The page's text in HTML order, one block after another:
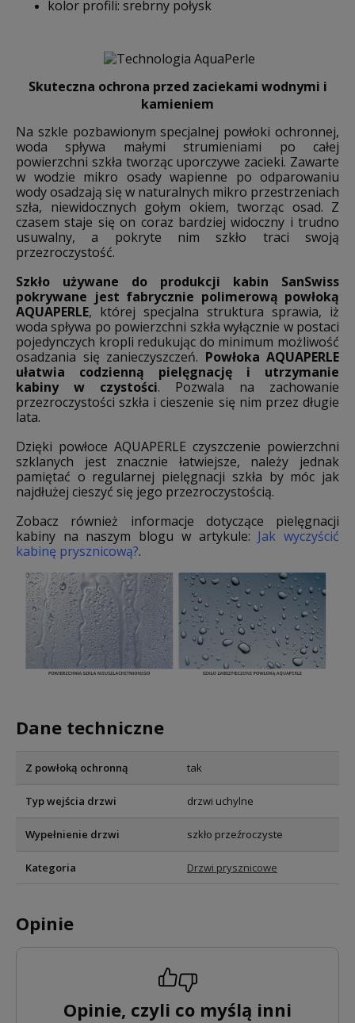
kolor profili: srebrny połysk
Skuteczna ochrona przed zaciekami wodnymi i
kamieniem
Na szkle pozbawionym specjalnej powłoki ochronnej,
woda spływa małymi strumieniami po całej
powierzchni szkła tworząc uporczywe zacieki. Zawarte
w wodzie mikro osady wapienne po odparowaniu
wody osadzają się w naturalnych mikro przestrzeniach
szła, niewidocznych gołym okiem, tworząc osad. Z
czasem staje się on coraz bardziej widoczny i trudno
usuwalny, a pokryte nim szkło traci swoją
przezroczystość.
Szkło używane do produkcji kabin SanSwiss
pokrywane jest fabrycznie polimerową powłoką
AQUAPERLE, której specjalna struktura sprawia, iż
woda spływa po powierzchni szkła wyłącznie w postaci
pojedynczych kropli redukując do minimum możliwość
osadzania się zanieczyszczeń. Powłoka AQUAPERLE
ułatwia codzienną pielęgnację i utrzymanie
kabiny w czystości. Pozwala na zachowanie
przezroczystości szkła i cieszenie się nim przez długie
lata.
Dzięki powłoce AQUAPERLE czyszczenie powierzchni
szklanych jest znacznie łatwiejsze, należy jednak
pamiętać o regularnej pielęgnacji szkła by móc jak
najdłużej cieszyć się jego przezroczystością.
Zobacz również informacje dotyczące pielęgnacji
kabiny na naszym blogu w artykule: Jak wyczyścić
kabinę prysznicową?.
Dane techniczne
Z powłoką ochronną tak
Typ wejścia drzwi drzwi uchylne
Wypełnienie drzwi szkło przeźroczyste
Kategoria Drzwi prysznicowe
Opinie
Opinie, czyli co myślą inni